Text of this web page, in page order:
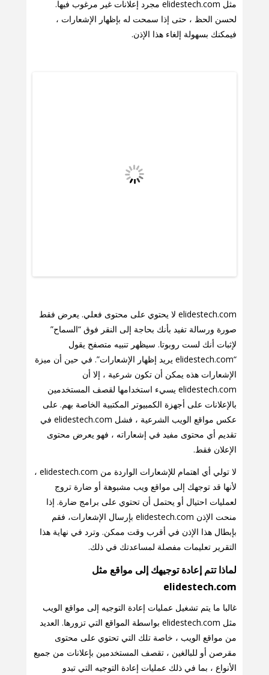
مثل elidestech.com مجرد إعلانات غير مرغوب فيها.
لحسن الحظ ، حتى إذا سمحت له بإظهار الإشعارات ،
فيمكنك بسهولة إلغاء هذا الإذن.
elidestech.com لا يحتوي على محتوى فعلي. يعرض فقط
صورة ورسالة تفيد بأنك بحاجة إلى النقر فوق “السماح”
لإثبات أنك لست روبوتا. سيظهر تنبيه متصفح يقول
“elidestech.com يريد إظهار الإشعارات”. في حين أن ميزة
الإشعارات هذه يمكن أن تكون شرعية ، إلا أن
elidestech.com يسيء استخدامها لقصف المستخدمين
بالإعلانات على أجهزة الكمبيوتر المكتبية الخاصة بهم. على
عكس مواقع الويب الشرعية ، فشل elidestech.com في
تقديم أي محتوى مفيد في إشعاراته ، فهو يعرض محتوى
الإعلان فقط.
لا تولي أي اهتمام للإشعارات الواردة من elidestech.com ،
لأنها قد توجهك إلى مواقع ويب مشبوهة أو ضارة تروج
لعمليات احتيال أو يحتمل أن تحتوي على برامج ضارة. إذا
منحت الإذن elidestech.com بإرسال الإشعارات، فقم
بإبطال هذا الإذن في أقرب وقت ممكن. وترد في نهاية هذا
التقرير تعليمات مفصلة لمساعدتك في ذلك.
لماذا تتم إعادة توجيهك إلى مواقع مثل
elidestech.com
غالبا ما يتم تشغيل عمليات إعادة التوجيه إلى مواقع الويب
مثل elidestech.com بواسطة المواقع التي تزورها. العديد
من مواقع الويب ، خاصة تلك التي تحتوي على محتوى
مقرصن أو للبالغين ، تقصف المستخدمين بإعلانات من جميع
الأنواع ، بما في ذلك عمليات إعادة التوجيه التي تبدو